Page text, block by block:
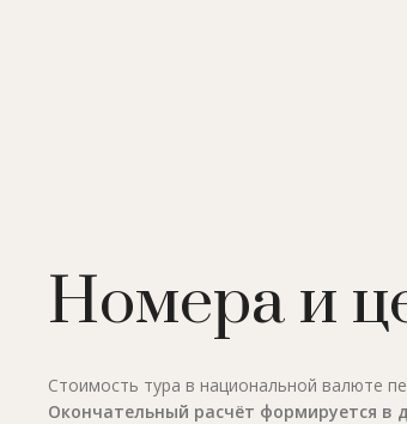
Номера и
Стоимость тура в национальной валюте
Окончательный расчёт формируется в